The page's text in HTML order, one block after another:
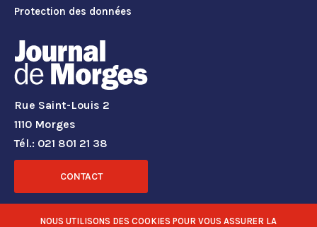
Protection des données
Rue Saint-Louis 2
1110 Morges
Tél.: 021 801 21 38
CONTACT
RÉSEAUX SOCIAUX
NOUS UTILISONS DES COOKIES POUR VOUS ASSURER LA